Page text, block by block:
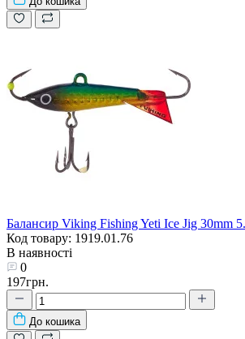
Балансир Viking Fishing Yeti Ice Jig 30mm
Код товару: 1919.01.76
В наявності
0
197грн.
До кошика